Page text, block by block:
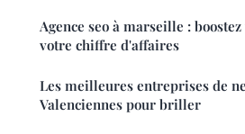
Agence seo à marseille :
votre chiffre d'affaires
Les meilleures entreprises de
Valenciennes pour briller